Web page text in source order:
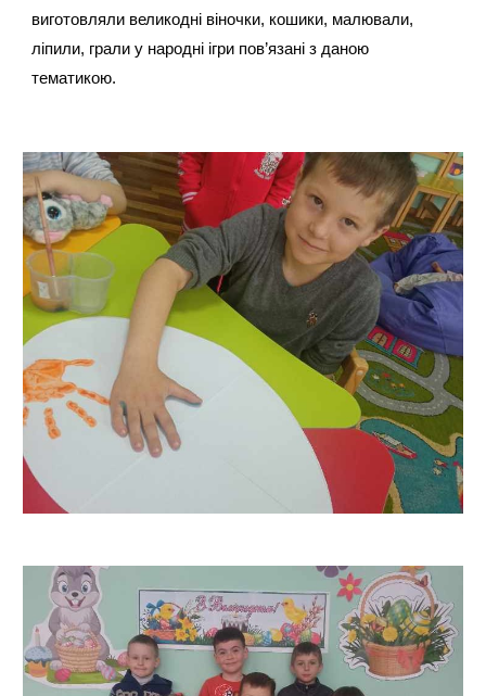
виготовляли великодні віночки, кошики, малювали,
ліпили, грали у народні ігри пов’язані з даною
тематикою.